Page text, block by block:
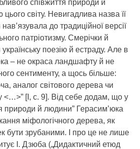
співжиття природи й
цього світу. Невигадлива назва її
до традиційної версії
патріотизму. Смерічки й
поезію й естраду. Але в
– не окраса ландшафту й не
сентименту, а щось більше:
аналог світового дерева чи
<…>” [І, с. 9]. Від себе додам, що у
природи й людини” Герасим’юка
міфологічного дерева, як
бути зрубаними. І про це не лише
І. Дзюба („Дидактичний етюд